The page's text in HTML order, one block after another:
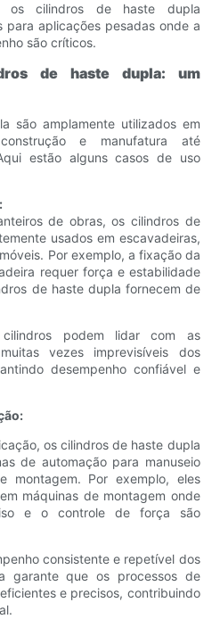
os cilindros de haste dupla
para aplicações pesadas onde a
são críticos.
de haste dupla: um
são amplamente utilizados em
e manufatura até
estão alguns casos de uso
de obras, os cilindros de
usados ​​em escavadeiras,
Por exemplo, a fixação da
requer força e estabilidade
de haste dupla fornecem de
cilindros podem lidar com as
vezes imprevisíveis dos
desempenho confiável e
os cilindros de haste dupla
de automação para manuseio
montagem. Por exemplo, eles
máquinas de montagem onde
e o controle de força são
consistente e repetível dos
garante que os processos de
e precisos, contribuindo